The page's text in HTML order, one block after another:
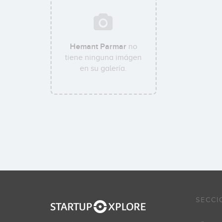
Hemant Parmar no
tiene ninguna imágen
en su galería.